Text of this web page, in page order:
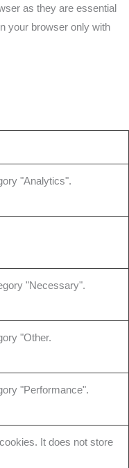
as they are essential
your browser only with
"Analytics".
"Necessary".
"Other.
"Performance".
It does not store